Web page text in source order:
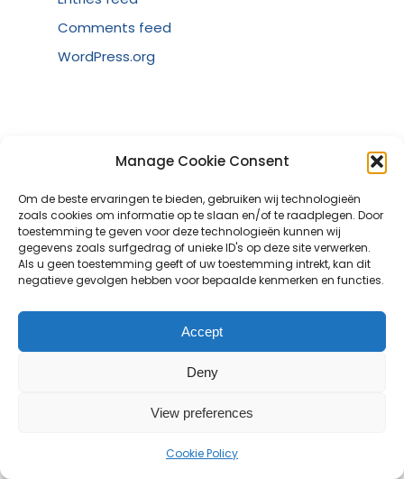
Manage Cookie Consent
Om de beste ervaringen te bieden, gebruiken wij technologieën
zoals cookies om informatie op te slaan en/of te raadplegen. Door
toestemming te geven voor deze technologieën kunnen wij
gegevens zoals surfgedrag of unieke ID's op deze site verwerken.
Als u geen toestemming geeft of uw toestemming intrekt, kan dit
negatieve gevolgen hebben voor bepaalde kenmerken en functies.
Accept
Deny
View preferences
Cookie Policy
Comments feed
WordPress.org
DE GROTE BEEMD.
De Grote Beemd is een M.F.A. (Multi
Functionele Accommodatie) in de wijk
Reeshof te Tilburg. In de accommodatie
Kinderstad, GGD Logopedie, Psychologie,